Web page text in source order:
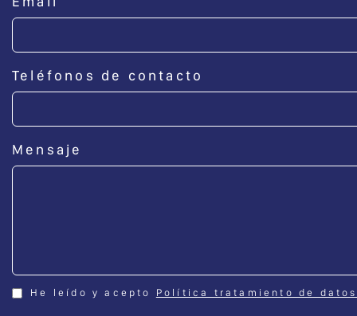
Teléfonos de contacto
Mensaje
He leído y acepto Política tratamiento de datos